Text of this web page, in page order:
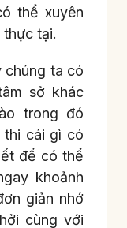
thể xuyên
tại.
chúng ta có
sở khác
trong đó
thi cái gì có
để có thể
khoảnh
giản nhớ
cùng với